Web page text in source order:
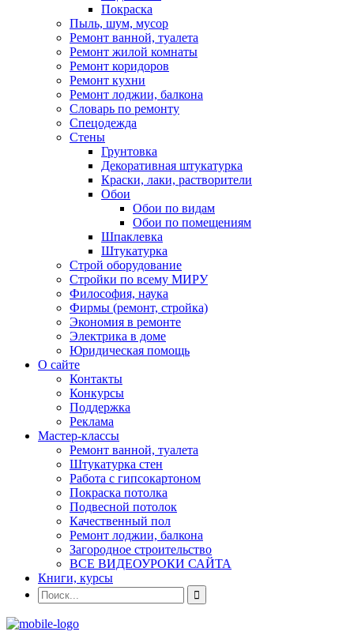
Покраска
Пыль, шум, мусор
Ремонт ванной, туалета
Ремонт жилой комнаты
Ремонт коридоров
Ремонт кухни
Ремонт лоджии, балкона
Словарь по ремонту
Спецодежда
Стены
Грунтовка
Декоративная штукатурка
Краски, лаки, растворители
Обои
Обои по видам
Обои по помещениям
Шпаклевка
Штукатурка
Строй оборудование
Стройки по всему МИРУ
Философия, наука
Фирмы (ремонт, стройка)
Экономия в ремонте
Электрика в доме
Юридическая помощь
О сайте
Контакты
Конкурсы
Поддержка
Реклама
Мастер-классы
Ремонт ванной, туалета
Штукатурка стен
Работа с гипсокартоном
Покраска потолка
Подвесной потолок
Качественный пол
Ремонт лоджии, балкона
Загородное строительство
ВСЕ ВИДЕОУРОКИ САЙТА
Книги, курсы